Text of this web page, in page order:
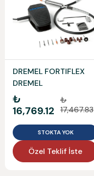
DREMEL FORTIFLEX
DREMEL
₺
16,769.12
₺
17,467.83
STOKTA YOK
Özel Teklif İste